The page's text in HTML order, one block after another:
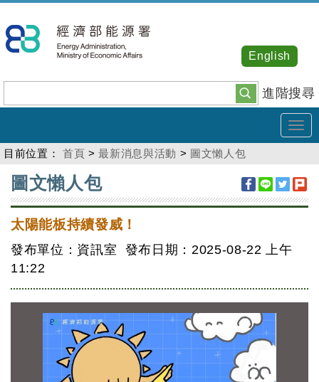
到
主
內
容
進階搜尋
English
目前位置： 首頁 >最新消息與活動 > 圖文懶人包
:::
圖文懶人包
太陽能板持續發威！
發布單位：資訊室 發布日期：2025-08-22上午
11:22